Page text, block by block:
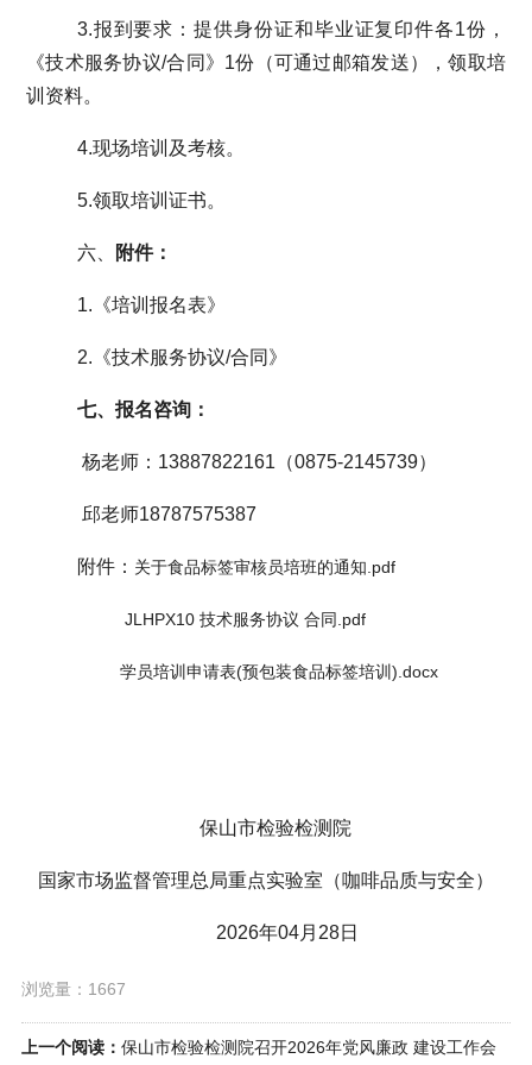
3.报到要求：提供身份证和毕业证复印件各1份，
《技术服务协议/合同》 1份（可通过邮箱发送），领取培
训资料。
4.现场培训及考核。
5.领取培训证书。
六、 附件：
1. 《培训报名表》
2. 《技术服务协议/合同》
七、报名咨询：
杨老师： 13887822161 （0875-2145739）
邱老师18787575387
附件： 关于食品标签审核员培班的通知.pdf
JLHPX10 技术服务协议 合同.pdf
学员培训申请表(预包装食品标签培训).docx
保山市检验检测院
国家市场监督管理总局重点实验室（咖啡品质与安全）
2026年04月 28日
浏览量：1667
上一个阅读： 保山市检验检测院召开2026年党风廉政 建设工作会